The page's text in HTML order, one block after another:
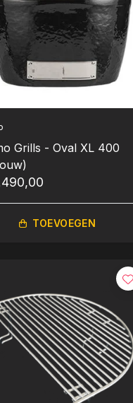
Grills - Oval XL 400
TOEVOEGEN